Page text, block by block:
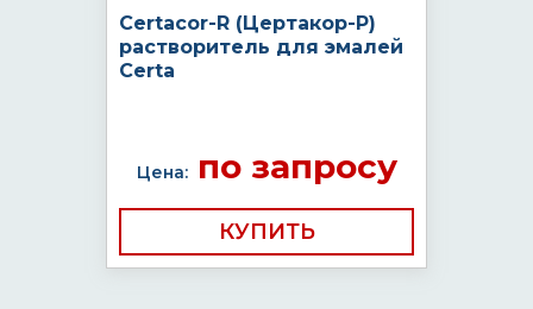
Certacor-R (Цертакор-Р)
растворитель для эмалей
Certa
Цена:по запросу
КУПИТЬ